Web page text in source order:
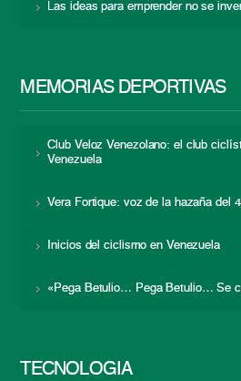
Las ideas para emprender no se
MEMORIAS DEPORTIVAS
Club Veloz Venezolano: el club
Venezuela
Vera Fortique: voz de la hazaña del
Inicios del ciclismo en Venezuela
«Pega Betulio… Pega Betulio… Se
TECNOLOGÍA